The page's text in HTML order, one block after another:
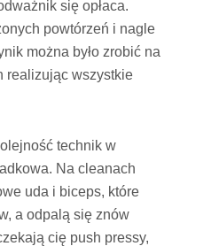
się opłaca.
powtórzeń i nagle
można było zrobić na
realizując wszystkie
technik w
Na cleanach
uda i biceps, które
a odpalą się znów
cię push pressy,